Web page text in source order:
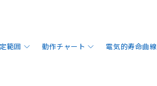
範囲 動作チャート 電気的寿命曲線